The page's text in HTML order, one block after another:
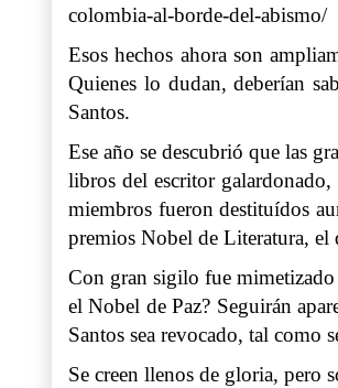
colombia-al-borde-del-
Esos hechos ahora son
Quienes lo dudan, deberían
Santos.
Ese año se descubrió que las
libros del escritor
miembros fueron destituídos
premios Nobel de Literatura, el
Con gran sigilo fue
el Nobel de Paz? Seguirán
Santos sea revocado, tal como
Se creen llenos de gloria, pero